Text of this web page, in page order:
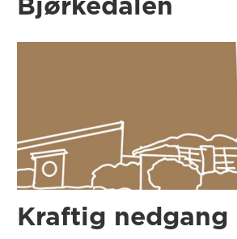
Bjørkedalen
Kraftig nedgang